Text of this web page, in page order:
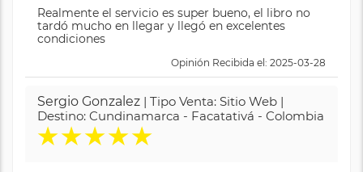
Realmente el servicio es super bueno, el libro no
tardó mucho en llegar y llegó en excelentes
condiciones
Opinión Recibida el: 2025-03-28
Sergio Gonzalez | Tipo Venta: Sitio Web |
Destino: Cundinamarca - Facatativá - Colombia
★★★★★